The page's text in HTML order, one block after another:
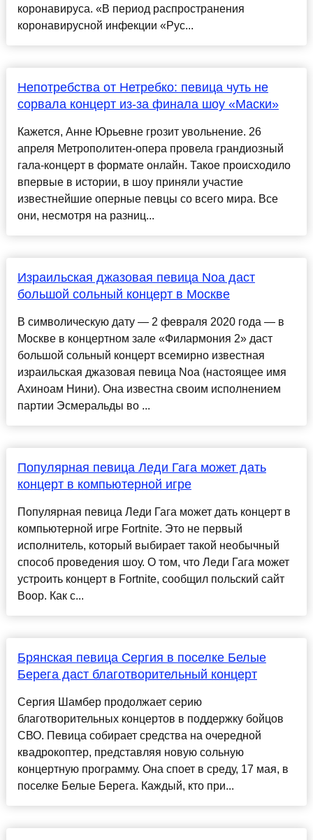
коронавируса. «В период распространения
коронавирусной инфекции «Рус...
Непотребства от Нетребко: певица чуть не
сорвала концерт из-за финала шоу «Маски»
Кажется, Анне Юрьевне грозит увольнение. 26
апреля Метрополитен-опера провела грандиозный
гала-концерт в формате онлайн. Такое происходило
впервые в истории, в шоу приняли участие
известнейшие оперные певцы со всего мира. Все
они, несмотря на разниц...
Израильская джазовая певица Noa даст
большой сольный концерт в Москве
В символическую дату — 2 февраля 2020 года — в
Москве в концертном зале «Филармония 2» даст
большой сольный концерт всемирно известная
израильская джазовая певица Noa (настоящее имя
Ахиноам Нини). Она известна своим исполнением
партии Эсмеральды во ...
Популярная певица Леди Гага может дать
концерт в компьютерной игре
Популярная певица Леди Гага может дать концерт в
компьютерной игре Fortnite. Это не первый
исполнитель, который выбирает такой необычный
способ проведения шоу. О том, что Леди Гага может
устроить концерт в Fortnite, сообщил польский сайт
Boop. Как с...
Брянская певица Сергия в поселке Белые
Берега даст благотворительный концерт
Сергия Шамбер продолжает серию
благотворительных концертов в поддержку бойцов
СВО. Певица собирает средства на очередной
квадрокоптер, представляя новую сольную
концертную программу. Она споет в среду, 17 мая, в
поселке Белые Берега. Каждый, кто при...